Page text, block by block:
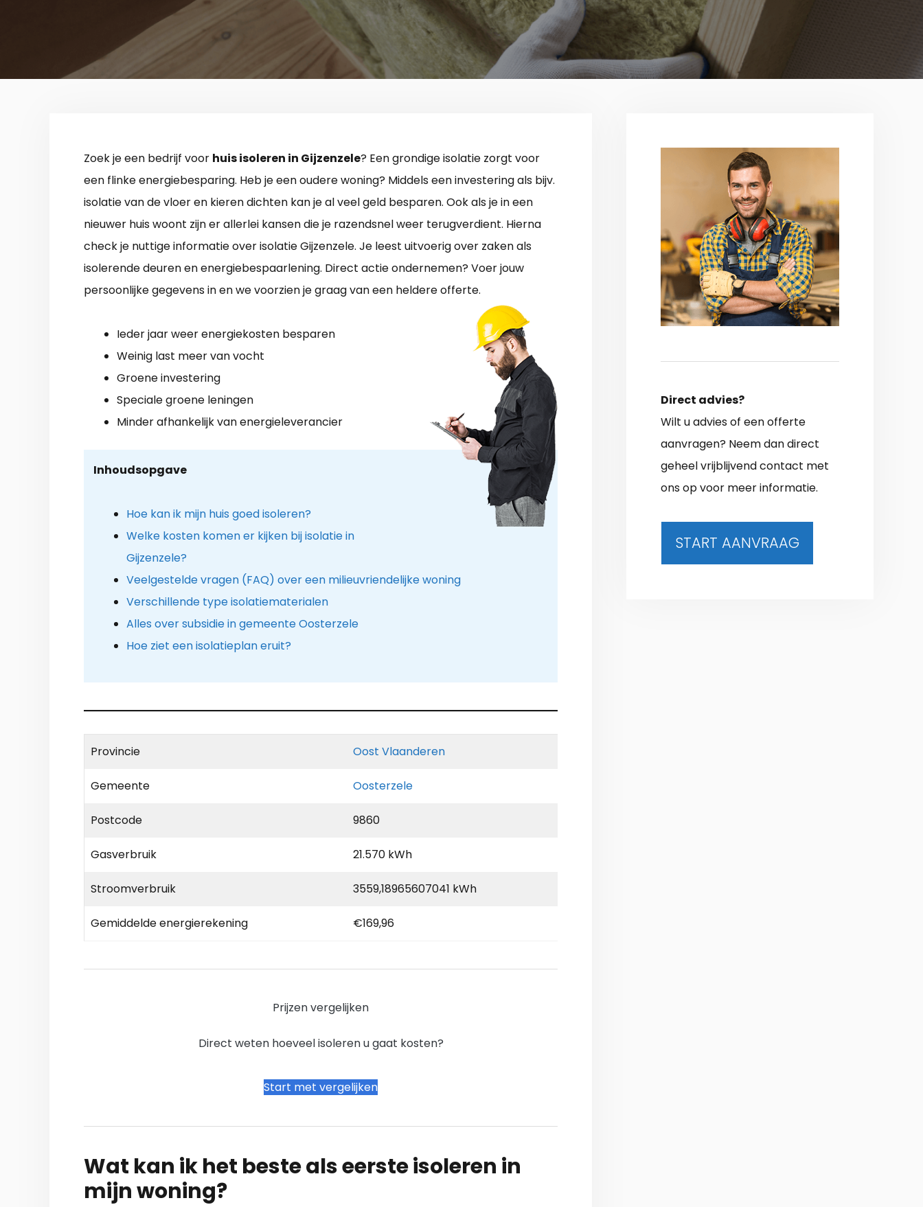
Zoek je een bedrijf voor huis isoleren in Gijzenzele? Een grondige isolatie zorgt voor
een flinke energiebesparing. Heb je een oudere woning? Middels een investering als bijv.
isolatie van de vloer en kieren dichten kan je al veel geld besparen. Ook als je in een
nieuwer huis woont zijn er allerlei kansen die je razendsnel weer terugverdient. Hierna
check je nuttige informatie over isolatie Gijzenzele. Je leest uitvoerig over zaken als
isolerende deuren en energiebespaarlening. Direct actie ondernemen? Voer jouw
persoonlijke gegevens in en we voorzien je graag van een heldere offerte.
Ieder jaar weer energiekosten besparen
Weinig last meer van vocht
Groene investering
Speciale groene leningen
Minder afhankelijk van energieleverancier
Inhoudsopgave
Hoe kan ik mijn huis goed isoleren?
Welke kosten komen er kijken bij isolatie in
Gijzenzele?
Veelgestelde vragen (FAQ) over een milieuvriendelijke woning
Verschillende type isolatiematerialen
Alles over subsidie in gemeente Oosterzele
Hoe ziet een isolatieplan eruit?
Provincie Oost Vlaanderen
Gemeente Oosterzele
Postcode 9860
Gasverbruik 21.570 kWh
Stroomverbruik 3559,18965607041 kWh
Gemiddelde energierekening €169,96
Prijzen vergelijken
Direct weten hoeveel isoleren u gaat kosten?
Start met vergelijken
Wat kan ik het beste als eerste isoleren in
mijn woning?
Direct advies?
Wilt u advies of een offerte
aanvragen? Neem dan direct
geheel vrijblijvend contact met
ons op voor meer informatie.
START AANVRAAG